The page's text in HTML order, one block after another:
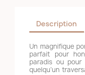
Description
Un magnifique
parfait pour
paradis ou
quelqu’un